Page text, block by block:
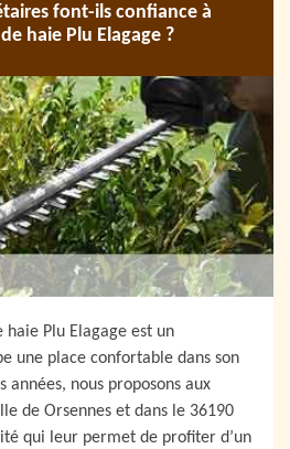
font-ils confiance à
haie Plu Elagage ?
haie Plu Elagage est un
une place confortable dans son
années, nous proposons aux
de Orsennes et dans le 36190
qui leur permet de profiter d’un